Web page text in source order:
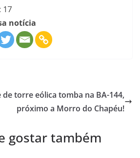
17
notícia
torre eólica tomba na BA-144,
próximo a Morro do Chapéu!
gostar também